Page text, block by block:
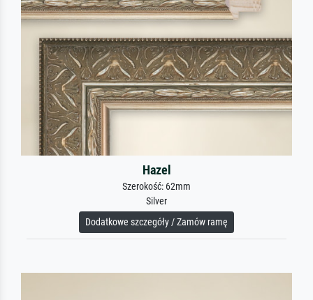
Hazel
Szerokość: 62mm
Silver
Dodatkowe szczegóły / Zamów ramę